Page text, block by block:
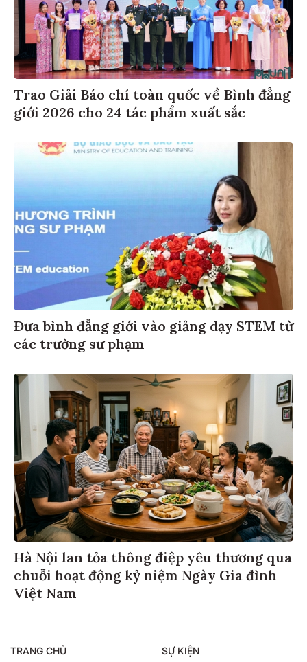
Trao Giải Báo chí toàn quốc về Bình đẳng
giới 2026 cho 24 tác phẩm xuất sắc
Đưa bình đẳng giới vào giảng dạy STEM từ
các trường sư phạm
Hà Nội lan tỏa thông điệp yêu thương qua
chuỗi hoạt động kỷ niệm Ngày Gia đình
Việt Nam
TRANG CHỦ SỰ KIỆN